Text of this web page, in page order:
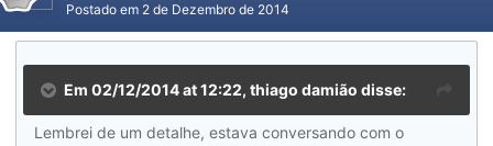
Postado em 2 de Dezembro de 2014
Em 02/12/2014 at 12:22, thiago damião disse:
Lembrei de um detalhe, estava conversando com o